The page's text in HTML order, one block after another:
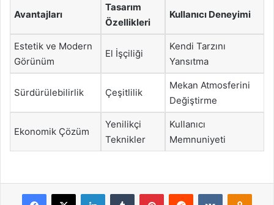
Avantajları
Tasarım
Özellikleri
Kullanıcı Deneyimi
Estetik ve Modern
Görünüm
El İşçiliği
Kendi Tarzını
Yansıtma
Sürdürülebilirlik Çeşitlilik
Mekan Atmosferini
Değiştirme
Ekonomik Çözüm
Yenilikçi
Teknikler
Kullanıcı
Memnuniyeti
Facebook
X LinkedInTumblr PinterestReddit VKontakte